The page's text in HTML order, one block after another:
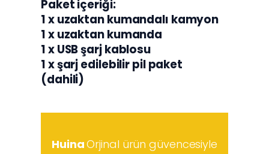
Paket içeriği:
1 x uzaktan kumandalı kamyon
1 x uzaktan kumanda
1 x USB şarj kablosu
1 x şarj edilebilir pil paket
(dahili)
HuinaOrjinal ürün güvencesiyle